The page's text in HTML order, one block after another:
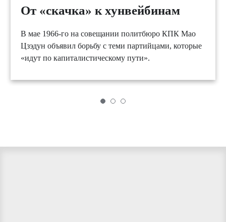
От «скачка» к хунвейбинам
В мае 1966-го на совещании политбюро КПК Мао
Цзэдун объявил борьбу с теми партийцами, которые
«идут по капиталистическому пути».